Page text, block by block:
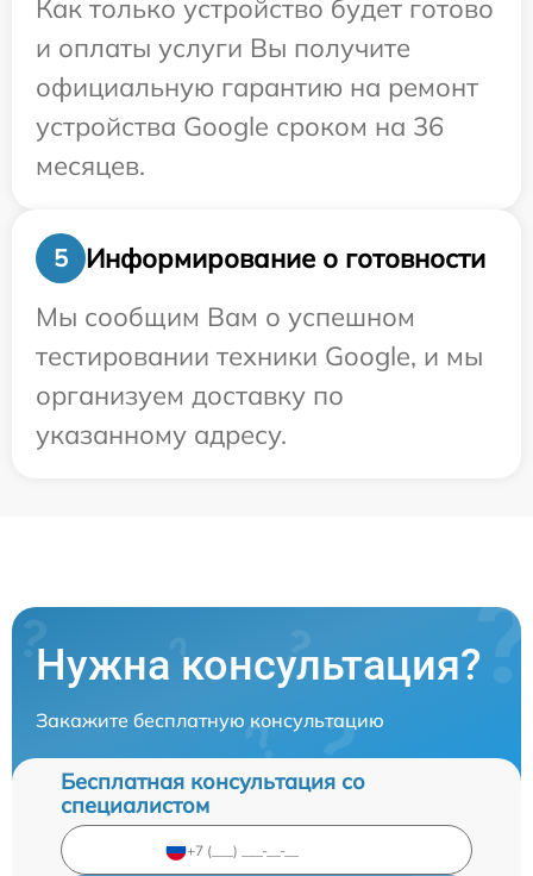
Как только устройство будет готово
и оплаты услуги Вы получите
официальную гарантию на ремонт
устройства Google сроком на 36
месяцев.
5
Информирование о готовности
Мы сообщим Вам о успешном
тестировании техники Google, и мы
организуем доставку по
указанному адресу.
Нужна консультация?
Закажите бесплатную консультацию
Бесплатная консультация со
специалистом